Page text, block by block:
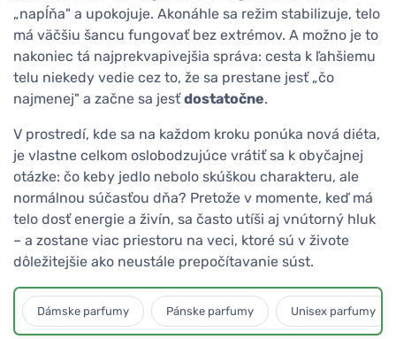
„napĺňa" a upokojuje. Akonáhle sa režim stabilizuje, telo
má väčšiu šancu fungovať bez extrémov. A možno je to
nakoniec tá najprekvapivejšia správa: cesta k ľahšiemu
telu niekedy vedie cez to, že sa prestane jesť „čo
najmenej" a začne sa jesťdostatočne.
V prostredí, kde sa na každom kroku ponúka nová diéta,
je vlastne celkom oslobodzujúce vrátiť sa k obyčajnej
otázke: čo keby jedlo nebolo skúškou charakteru, ale
normálnou súčasťou dňa? Pretože v momente, keď má
telo dosť energie a živín, sa často utíši aj vnútorný hluk
– a zostane viac priestoru na veci, ktoré sú v živote
dôležitejšie ako neustále prepočítavanie súst.
Dámske parfumy Pánske parfumy Unisex parfumy